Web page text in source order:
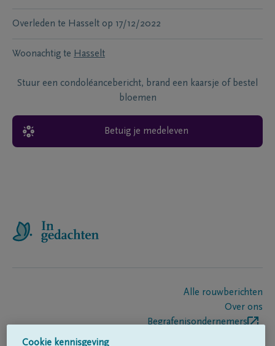
Overleden te Hasselt op 17/12/2022
Woonachtig te Hasselt
Stuur een condoléancebericht, brand een kaarsje of bestel
bloemen
Betuig je medeleven
Alle rouwberichten
Over ons
Begrafenisondernemers
Cookie kennisgeving